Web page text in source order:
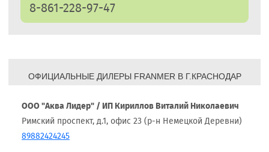
8-861-228-97-47
ОФИЦИАЛЬНЫЕ ДИЛЕРЫ FRANMER В Г.КРАСНОДАР
ООО "Аква Лидер" / ИП Кириллов Виталий Николаевич
Римский проспект, д.1, офис 23 (р-н Немецкой Деревни)
89882424245